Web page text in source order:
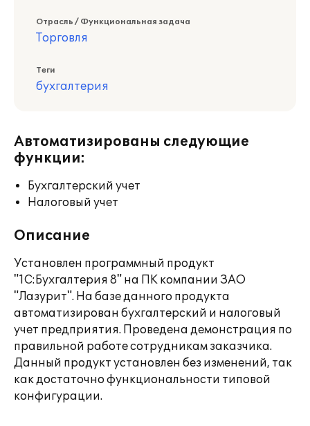
Отрасль / Функциональная задача
Торговля
Теги
бухгалтерия
Автоматизированы следующие
функции:
Бухгалтерский учет
Налоговый учет
Описание
Установлен программный продукт
"1С:Бухгалтерия 8" на ПК компании ЗАО
"Лазурит". На базе данного продукта
автоматизирован бухгалтерский и налоговый
учет предприятия. Проведена демонстрация по
правильной работе сотрудникам заказчика.
Данный продукт установлен без изменений, так
как достаточно функциональности типовой
конфигурации.